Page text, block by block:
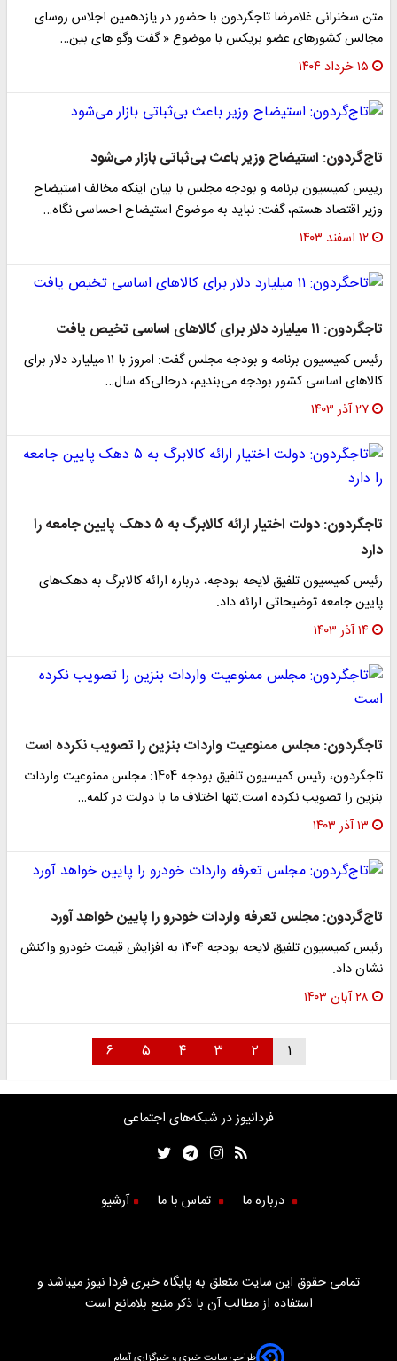
متن سخنرانی غلامرضا تاجگردون با حضور در یازدهمین اجلاس روسای
مجالس کشورهای عضو بریکس با موضوع « گفت وگو های بین…
۱۵ خرداد ۱۴۰۴
تاج‌گردون: استیضاح وزیر باعث بی‌ثباتی بازار می‌شود
رییس کمیسیون برنامه و بودجه مجلس با بیان اینکه مخالف استیضاح
وزیر اقتصاد هستم، گفت: نباید به موضوع استیضاح احساسی نگاه…
۱۲ اسفند ۱۴۰۳
تاجگردون: ۱۱ میلیارد دلار برای کالاهای اساسی تخیص یافت
رئیس کمیسیون برنامه و بودجه مجلس گفت: امروز با ۱۱ میلیارد دلار برای
کالاهای اساسی کشور بودجه می‌بندیم، درحالی‌که سال…
۲۷ آذر ۱۴۰۳
تاجگردون: دولت اختیار ارائه کالابرگ به ۵ دهک پایین جامعه را
دارد
رئیس کمیسیون تلفیق لایحه بودجه، درباره ارائه کالابرگ به دهک‌های
پایین جامعه توضیحاتی ارائه داد.
۱۴ آذر ۱۴۰۳
تاجگردون: مجلس ممنوعیت واردات بنزین را تصویب نکرده است
تاجگردون، رئیس کمیسیون تلفیق بودجه 1404: مجلس ممنوعیت واردات
بنزین را تصویب نکرده است.تنها اختلاف ما با دولت در کلمه…
۱۳ آذر ۱۴۰۳
تاج‌گردون: مجلس⁩ تعرفه واردات خودرو⁩ را پایین خواهد‌ آورد
رئیس کمیسیون تلفیق لایحه بودجه ۱۴۰۴ به افزایش قیمت خودرو واکنش
نشان داد.⁩
۲۸ آبان ۱۴۰۳
۱ ۲ ۳ ۴ ۵ ۶
فردانیوز در شبکه‌های اجتماعی
درباره ما تماس با ما آرشیو
تمامی حقوق این سایت متعلق به پایگاه خبری فردا نیوز میباشد و
استفاده از مطالب آن با ذکر منبع بلامانع است
طراحی سایت خبری و خبرگزاری آسام